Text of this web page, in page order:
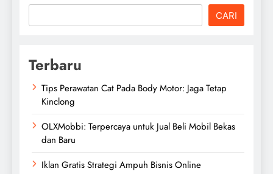
CARI
Terbaru
Tips Perawatan Cat Pada Body Motor: Jaga Tetap
Kinclong
OLXMobbi: Terpercaya untuk Jual Beli Mobil Bekas
dan Baru
Iklan Gratis Strategi Ampuh Bisnis Online